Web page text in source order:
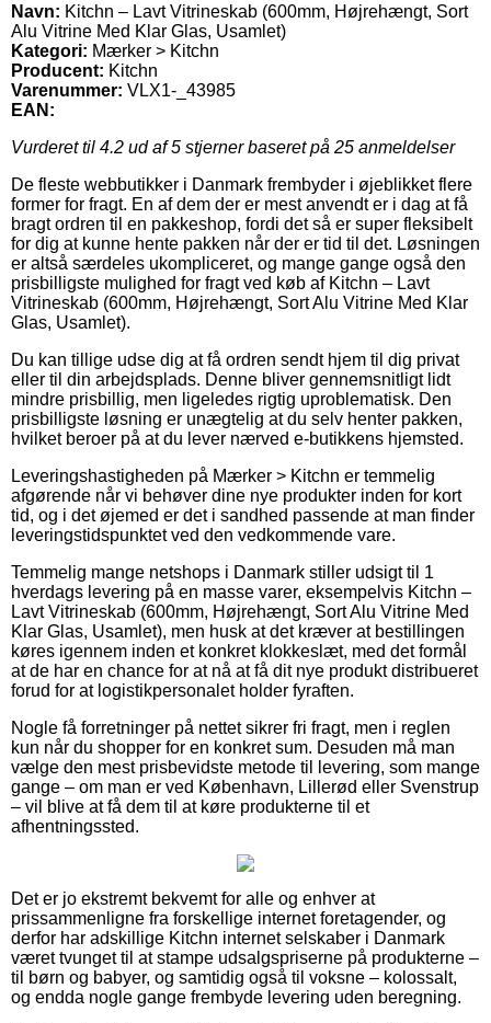
Navn: Kitchn – Lavt Vitrineskab (600mm, Højrehængt, Sort
Alu Vitrine Med Klar Glas, Usamlet)
Kategori: Mærker > Kitchn
Producent: Kitchn
Varenummer: VLX1-_43985
EAN:
Vurderet til 4.2 ud af 5 stjerner baseret på 25 anmeldelser
De fleste webbutikker i Danmark frembyder i øjeblikket flere
former for fragt. En af dem der er mest anvendt er i dag at få
bragt ordren til en pakkeshop, fordi det så er super fleksibelt
for dig at kunne hente pakken når der er tid til det. Løsningen
er altså særdeles ukompliceret, og mange gange også den
prisbilligste mulighed for fragt ved køb af Kitchn – Lavt
Vitrineskab (600mm, Højrehængt, Sort Alu Vitrine Med Klar
Glas, Usamlet).
Du kan tillige udse dig at få ordren sendt hjem til dig privat
eller til din arbejdsplads. Denne bliver gennemsnitligt lidt
mindre prisbillig, men ligeledes rigtig uproblematisk. Den
prisbilligste løsning er unægtelig at du selv henter pakken,
hvilket beroer på at du lever nærved e-butikkens hjemsted.
Leveringshastigheden på Mærker > Kitchn er temmelig
afgørende når vi behøver dine nye produkter inden for kort
tid, og i det øjemed er det i sandhed passende at man finder
leveringstidspunktet ved den vedkommende vare.
Temmelig mange netshops i Danmark stiller udsigt til 1
hverdags levering på en masse varer, eksempelvis Kitchn –
Lavt Vitrineskab (600mm, Højrehængt, Sort Alu Vitrine Med
Klar Glas, Usamlet), men husk at det kræver at bestillingen
køres igennem inden et konkret klokkeslæt, med det formål
at de har en chance for at nå at få dit nye produkt distribueret
forud for at logistikpersonalet holder fyraften.
Nogle få forretninger på nettet sikrer fri fragt, men i reglen
kun når du shopper for en konkret sum. Desuden må man
vælge den mest prisbevidste metode til levering, som mange
gange – om man er ved København, Lillerød eller Svenstrup
– vil blive at få dem til at køre produkterne til et
afhentningssted.
Det er jo ekstremt bekvemt for alle og enhver at
prissammenligne fra forskellige internet foretagender, og
derfor har adskillige Kitchn internet selskaber i Danmark
været tvunget til at stampe udsalgspriserne på produkterne –
til børn og babyer, og samtidig også til voksne – kolossalt,
og endda nogle gange frembyde levering uden beregning.